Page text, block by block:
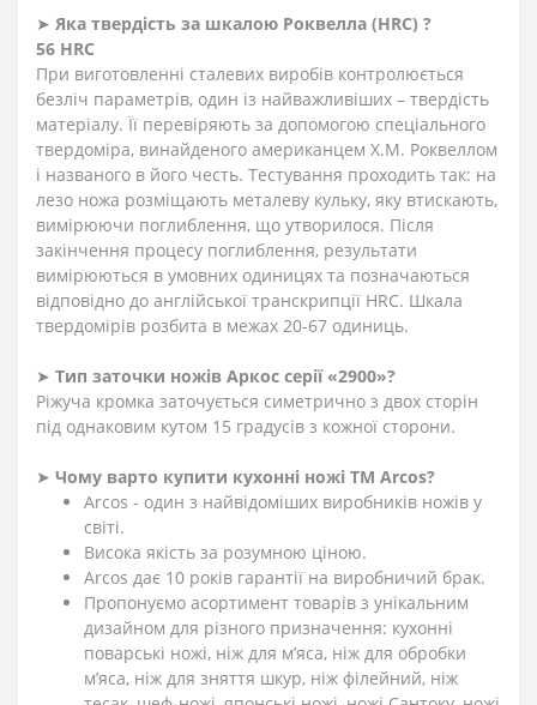
➤ Яка твердість за шкалою Роквелла (HRC) ?
56 HRC
При виготовленні сталевих виробів контролюється
безліч параметрів, один із найважливіших – твердість
матеріалу. Її перевіряють за допомогою спеціального
твердоміра, винайденого американцем Х.М. Роквеллом
і названого в його честь. Тестування проходить так: на
лезо ножа розміщають металеву кульку, яку втискають,
вимірюючи поглиблення, що утворилося. Після
закінчення процесу поглиблення, результати
вимірюються в умовних одиницях та позначаються
відповідно до англійської транскрипції HRC. Шкала
твердомірів розбита в межах 20-67 одиниць.
➤ Тип заточки ножів Аркос серії «2900»?
Ріжуча кромка заточується симетрично з двох сторін
під однаковим кутом 15 градусів з кожної сторони.
➤ Чому варто купити кухонні ножі ТМ Arcos?
Arcos - один з найвідоміших виробників ножів у
світі.
Висока якість за розумною ціною.
Arcos дає 10 років гарантії на виробничий брак.
Пропонуємо асортимент товарів з унікальним
дизайном для різного призначення: кухонні
поварські ножі, ніж для м’яса, ніж для обробки
м’яса, ніж для зняття шкур, ніж філейний, ніж